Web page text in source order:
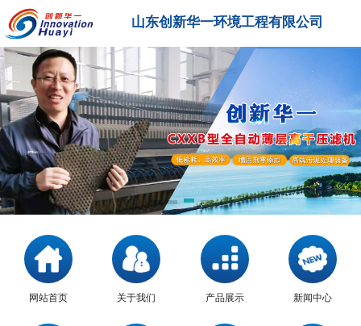
山东创新华一环境工程有限公司
网站首页 关于我们 产品展示 新闻中心